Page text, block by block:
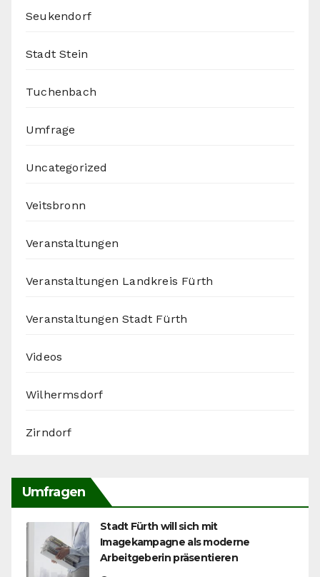
Seukendorf
Stadt Stein
Tuchenbach
Umfrage
Uncategorized
Veitsbronn
Veranstaltungen
Veranstaltungen Landkreis Fürth
Veranstaltungen Stadt Fürth
Videos
Wilhermsdorf
Zirndorf
Umfragen
Stadt Fürth will sich mit
Imagekampagne als moderne
Arbeitgeberin präsentieren